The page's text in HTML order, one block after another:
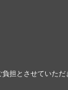
担とさせていた